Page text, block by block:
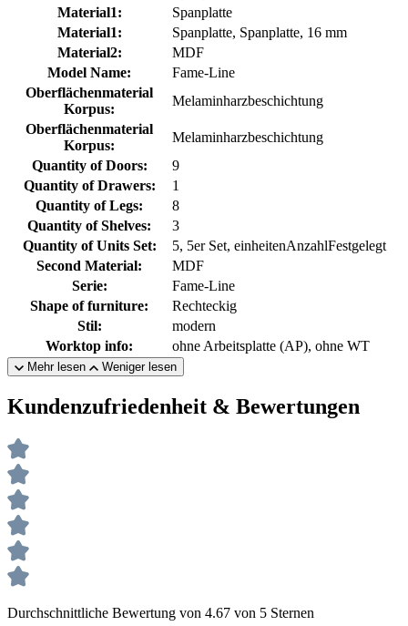
Material1:
Spanplatte
Material1:
Spanplatte, Spanplatte, 16 mm
Material2:
MDF
Model Name:
Fame-Line
Oberflächenmaterial
Korpus:
Melaminharzbeschichtung
Oberflächenmaterial
Korpus:
Melaminharzbeschichtung
Quantity of Doors:
9
Quantity of Drawers:
1
Quantity of Legs:
8
Quantity of Shelves:
3
Quantity of Units Set:
5, 5er Set, einheitenAnzahlFestgelegt
Second Material:
MDF
Serie:
Fame-Line
Shape of furniture:
Rechteckig
Stil:
modern
Worktop info:
ohne Arbeitsplatte (AP), ohne WT
Mehr lesen Weniger lesen
Kundenzufriedenheit & Bewertungen
Durchschnittliche Bewertung von 4.67 von 5 Sternen